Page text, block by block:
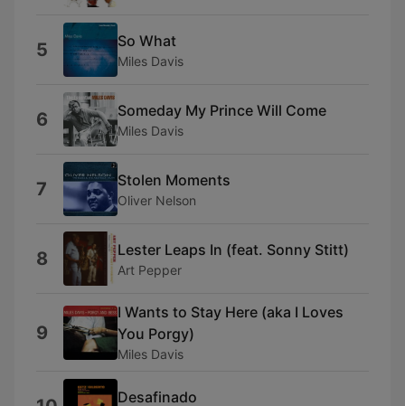
5 So What
Miles Davis
6 Someday My Prince Will Come
Miles Davis
7 Stolen Moments
Oliver Nelson
8 Lester Leaps In (feat. Sonny Stitt)
Art Pepper
9
I Wants to Stay Here (aka I Loves
You Porgy)
Miles Davis
Desafinado